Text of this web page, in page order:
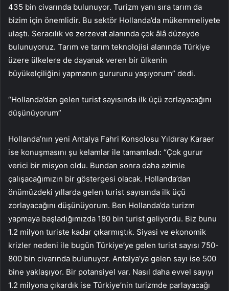
435 bin civarında bulunuyor. Turizm yanı sıra tarım da
bizim için önemlidir. Bu sektör Hollanda’da mükemmeliyete
ulaştı. Seracılık ve zerzevat alanında çok âlâ düzeyde
bulunuyoruz. Tarım ve tarım teknolojisi alanında Türkiye
üzere ülkelere de dayanak veren bir ülkenin
büyükelçiliğini yapmanın gururunu yaşıyorum” dedi.
“Hollanda’dan gelen turist sayısında ilk üçü zorlayacağını
düşünüyorum”
Hollanda’nın yeni Antalya Fahri Konsolosu Yıldıray Karaer
ise konuşmasını şu kelamlar ile tamamladı: “Çok gurur
verici bir misyon oldu. Bundan sonra daha azimle
çalışacağımızın bir göstergesi olacak. Hollanda’dan
önümüzdeki yıllarda gelen turist sayısında ilk üçü
zorlayacağını düşünüyorum. Ben Hollanda’da turizm
yapmaya başladığımızda 180 bin turist geliyordu. Biz bunu
1.2 milyon turiste kadar çıkarmıştık. Siyasi ve ekonomik
krizler nedeni ile bugün Türkiye’ye gelen turist sayısı 750-
800 bin civarında bulunuyor. Antalya’ya gelen sayı ise 500
bine yaklaşıyor. Bir potansiyel var. Nasıl daha evvel sayıyı
1.2 milyona çıkardık ise Türkiye’nin turizmde parlayacağı